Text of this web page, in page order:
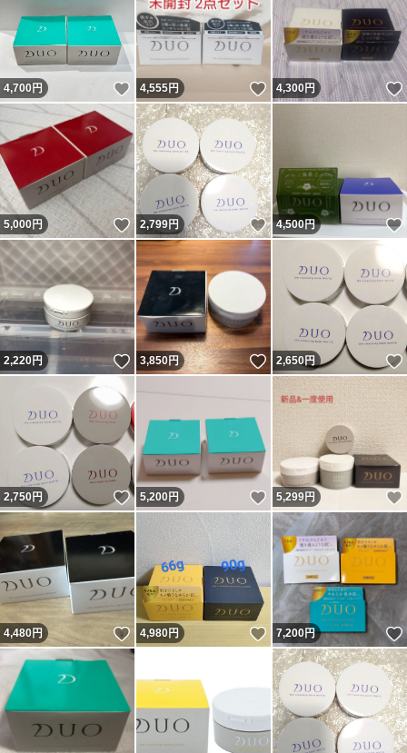
4,700円 いいね！
4,555円 いいね！
4,300円
5,000円 いいね！
2,799円 いいね！
4,500円
2,220円 いいね！
3,850円 いいね！
2,650円
2,750円 いいね！
5,200円 いいね！
5,299円
4,480円 いいね！
4,980円 いいね！
7,200円